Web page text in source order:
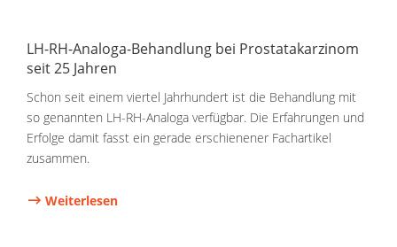
LH-RH-Analoga-Behandlung bei Prostatakarzinom
seit 25 Jahren
Schon seit einem viertel Jahrhundert ist die Behandlung mit
so genannten LH-RH-Analoga verfügbar. Die Erfahrungen und
Erfolge damit fasst ein gerade erschienener Fachartikel
zusammen.
Weiterlesen